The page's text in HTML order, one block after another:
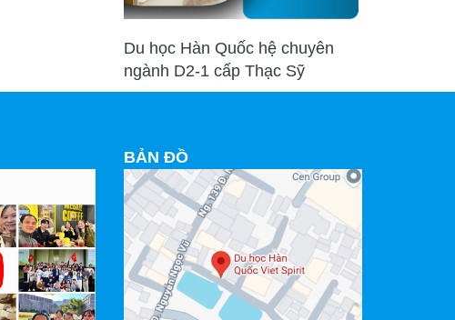
Du học Hàn Quốc hệ chuyên
ngành D2-1 cấp Thạc Sỹ
BẢN ĐỒ